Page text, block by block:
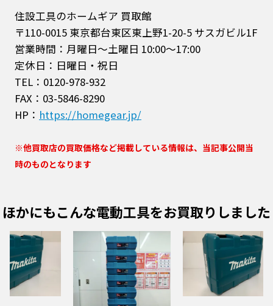
住設工具のホームギア 買取館
〒110-0015 東京都台東区東上野1-20-5 サスガビル1F
営業時間：月曜日～土曜日 10:00～17:00
定休日：日曜日・祝日
TEL：0120-978-932
FAX：03-5846-8290
HP： https://homegear.jp/
※他買取店の買取価格など掲載している情報は、当記事公開当
時のものとなります
ほかにもこんな電動工具をお買取りしました